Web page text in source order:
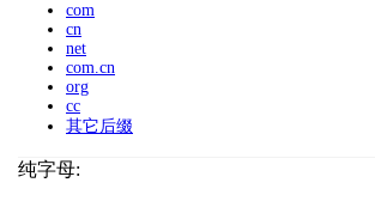
com
cn
net
com.cn
org
cc
其它后缀
纯字母: